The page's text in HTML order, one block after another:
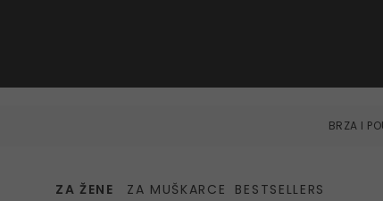
BRZA I
ZA ŽENE ZA MUŠKARCE BESTSELLERS